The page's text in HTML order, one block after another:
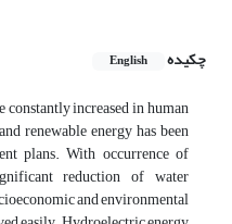
چکیده English
constantly increased in human
renewable energy has been
plans. With occurrence of
reduction of water
and environmental